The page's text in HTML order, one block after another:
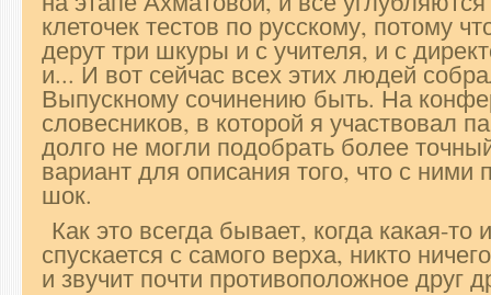
клеточек тестов по русскому, потому
дерут три шкуры и с учителя, и с
и... И вот сейчас всех этих людей
Выпускному сочинению быть. На
словесников, в которой я участвовал
долго не могли подобрать более
вариант для описания того, что с ними
шок.
Как это всегда бывает, когда какая-то
спускается с самого верха, никто
и звучит почти противоположное друг